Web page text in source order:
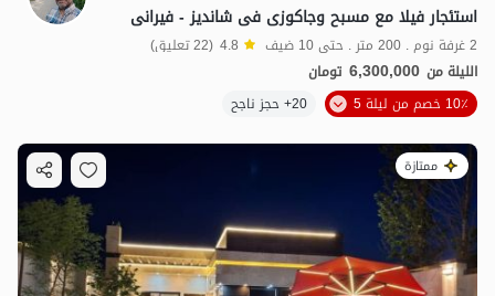
استئجار فیلا مع مسبح وجاکوزی فی شاندیز - فیرانی
2 غرفة نوم . 200 متر . حتى 10 ضيف 4.8 (22 تعليق)
الليلة من 6,300,000 تومان
10٪ خصم من ليلة 5
20+ حجز ناجح
ممتازة